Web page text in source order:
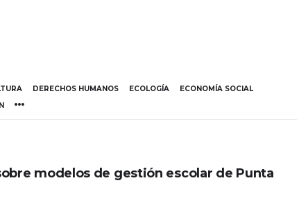
DERECHOS HUMANOS ECOLOGÍA
ECONOMÍA SOCIAL
modelos de gestión escolar de Punta